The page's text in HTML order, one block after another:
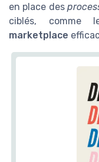
en place des
ciblés, comme
marketplace